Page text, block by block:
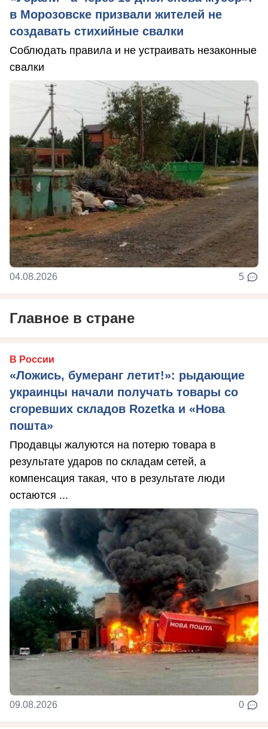
в Морозовске призвали жителей не
создавать стихийные свалки
Соблюдать правила и не устраивать незаконные
свалки
04.08.2026 5
Главное в стране
В России
«Ложись, бумеранг летит!»: рыдающие
украинцы начали получать товары со
сгоревших складов Rozetka и «Нова
пошта»
Продавцы жалуются на потерю товара в
результате ударов по складам сетей, а
компенсация такая, что в результате люди
остаются ...
09.08.2026 0